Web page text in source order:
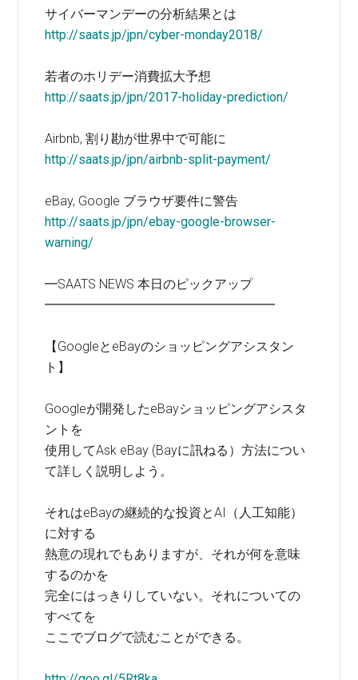
サイバーマンデーの分析結果とは
http://saats.jp/jpn/cyber-monday2018/
若者のホリデー消費拡大予想
http://saats.jp/jpn/2017-holiday-prediction/
Airbnb, 割り勘が世界中で可能に
http://saats.jp/jpn/airbnb-split-payment/
eBay, Google ブラウザ要件に警告
http://saats.jp/jpn/ebay-google-browser-
warning/
━SAATS NEWS 本日のピックアップ
━━━━━━━━━━━━━━━━━━
【GoogleとeBayのショッピングアシスタン
ト】
Googleが開発したeBayショッピングアシスタ
ントを
使用してAsk eBay (Bayに訊ねる）方法につい
て詳しく説明しよう。
それはeBayの継続的な投資とAI（人工知能）
に対する
熱意の現れでもありますが、それが何を意味
するのかを
完全にはっきりしていない。それについての
すべてを
ここでブログで読むことができる。